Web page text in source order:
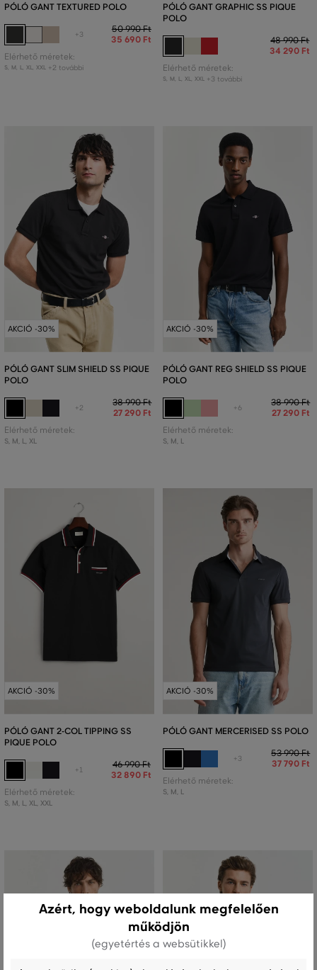
PÓLÓ GANT TEXTURED POLO
+3
50 990 Ft
35 690 Ft
Elérhető méretek:
S, M L, XL, XXL +2 további
PÓLÓ GANT GRAPHIC SS PIQUE
POLO
48 990 Ft
34 290 Ft
Elérhető méretek:
S, M L, XL, XXL +3 további
AKCIÓ -30%
PÓLÓ GANT SLIM SHIELD SS PIQUE
POLO
+2
38 990 Ft
27 290 Ft
Elérhető méretek:
S, M, L, XL
AKCIÓ -30%
PÓLÓ GANT REG SHIELD SS PIQUE
POLO
+6
38 990 Ft
27 290 Ft
Elérhető méretek:
S, M, L
AKCIÓ -30%
PÓLÓ GANT 2-COL TIPPING SS
PIQUE POLO
+1
46 990 Ft
32 890 Ft
Elérhető méretek:
S, M, L, XL, XXL
AKCIÓ -30%
PÓLÓ GANT MERCERISED SS POLO
+3
53 990 Ft
37 790 Ft
Elérhető méretek:
S, M, L
Azért, hogy weboldalunk megfelelően
működjön
(egyetértés a websütikkel)